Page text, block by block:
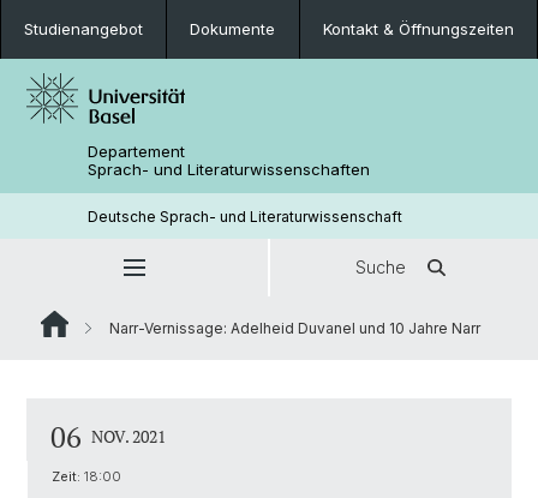
Studienangebot Dokumente Kontakt & Öffnungszeiten
Departement
Sprach- und Literaturwissenschaften
Deutsche Sprach- und Literaturwissenschaft
Suche
Narr-Vernissage: Adelheid Duvanel und 10 Jahre Narr
06 NOV. 2021
Zeit: 18:00